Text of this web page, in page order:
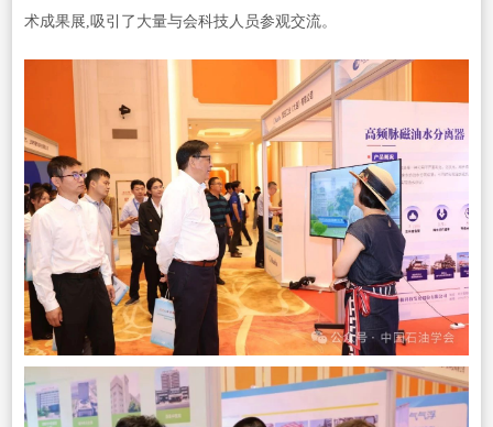
术成果展,吸引了大量与会科技人员参观交流。